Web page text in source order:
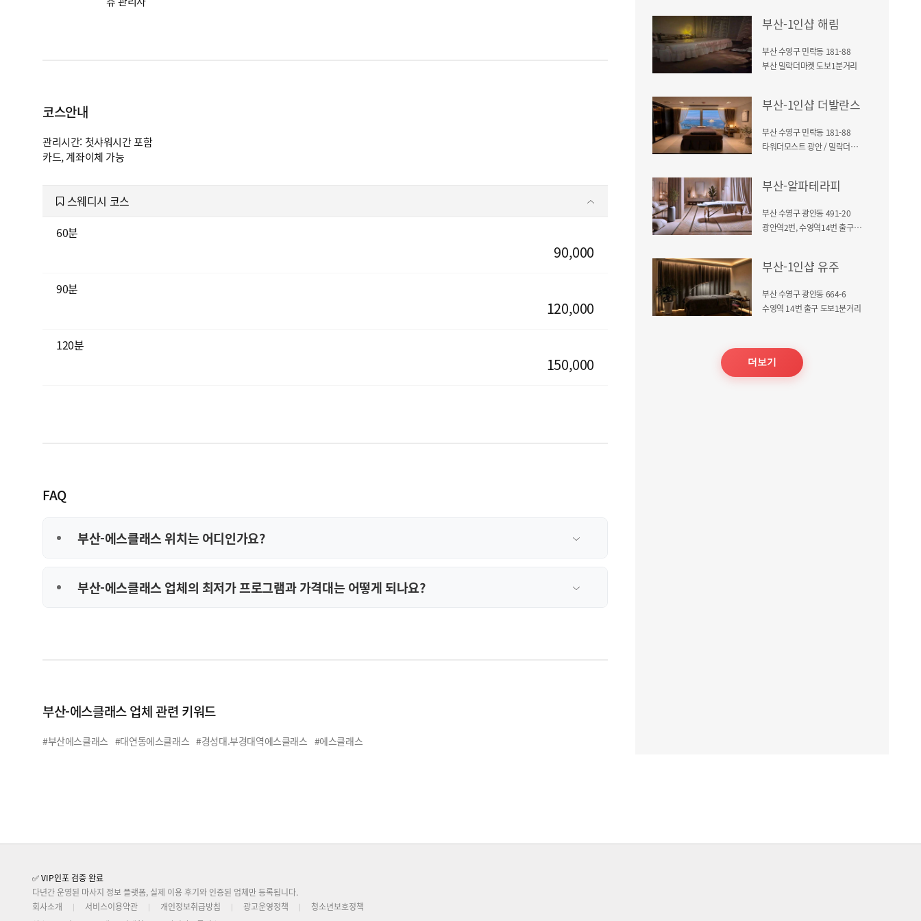
코스안내
관리시간: 첫샤워시간 포함
카드, 계좌이체 가능
스웨디시 코스
60분
90,000
90분
120,000
120분
150,000
FAQ
부산-에스클래스 위치는 어디인가요?
부산-에스클래스 업체의 최저가 프로그램과 가격대는 어떻게 되나요?
부산-에스클래스 업체 관련 키워드
#부산에스클래스 #대연동에스클래스 #경성대.부경대역에스클래스 #에스클래스
부산-1인샵 해림
부산 수영구 민락동 181-88
부산 밀락더마켓 도보1분거리
부산-1인샵 더발란스
부산 수영구 민락동 181-88
타워더모스트 광안 / 밀락더마켓 도보1분거리
부산-알파테라피
부산 수영구 광안동 491-20
광안역2번, 수영역14번 출구에서 도보5분거리
부산-1인샵 유주
부산 수영구 광안동 664-6
수영역 14번 출구 도보1분거리
더보기
✅ VIP인포 검증 완료
다년간 운영된 마사지 정보 플랫폼, 실제 이용 후기와 인증된 업체만 등록됩니다.
회사소개
서비스이용약관 개인정보취급방침 광고운영정책
청소년보호정책